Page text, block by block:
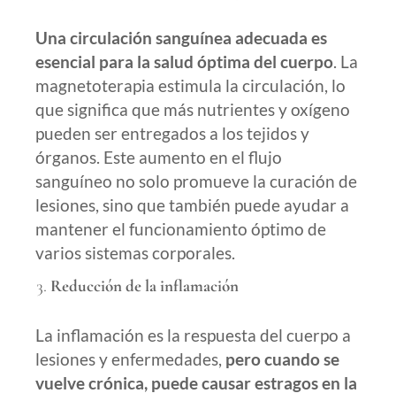
Una circulación sanguínea adecuada es
esencial para la salud óptima del cuerpo. La
magnetoterapia estimula la circulación, lo
que significa que más nutrientes y oxígeno
pueden ser entregados a los tejidos y
órganos. Este aumento en el flujo
sanguíneo no solo promueve la curación de
lesiones, sino que también puede ayudar a
mantener el funcionamiento óptimo de
varios sistemas corporales.
Reducción de la inflamación
La inflamación es la respuesta del cuerpo a
lesiones y enfermedades, pero cuando se
vuelve crónica, puede causar estragos en la